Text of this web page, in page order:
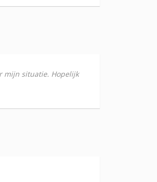
mijn situatie. Hopelijk